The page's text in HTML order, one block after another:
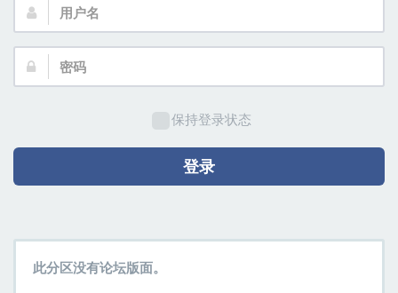
户
名：
码：
保持登录状态
登录
此分区没有论坛版面。